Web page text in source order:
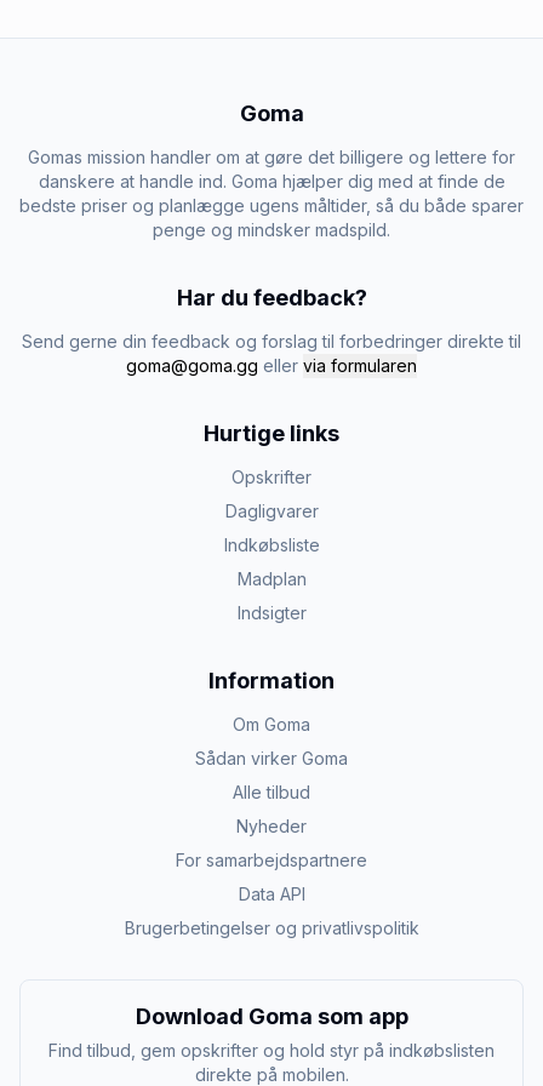
Goma
Gomas mission handler om at gøre det billigere og lettere for
danskere at handle ind. Goma hjælper dig med at finde de
bedste priser og planlægge ugens måltider, så du både sparer
penge og mindsker madspild.
Har du feedback?
Send gerne din feedback og forslag til forbedringer direkte til
goma@goma.gg eller via formularen
Hurtige links
Opskrifter
Dagligvarer
Indkøbsliste
Madplan
Indsigter
Information
Om Goma
Sådan virker Goma
Alle tilbud
Nyheder
For samarbejdspartnere
Data API
Brugerbetingelser og privatlivspolitik
Download Goma som app
Find tilbud, gem opskrifter og hold styr på indkøbslisten
direkte på mobilen.